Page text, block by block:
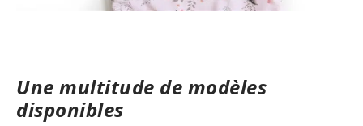
Une multitude de modèles
disponibles